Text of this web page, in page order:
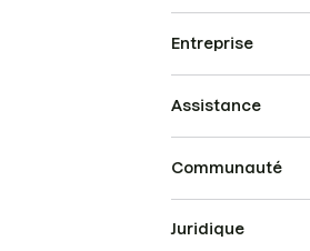
Entreprise
Assistance
Communauté
Juridique